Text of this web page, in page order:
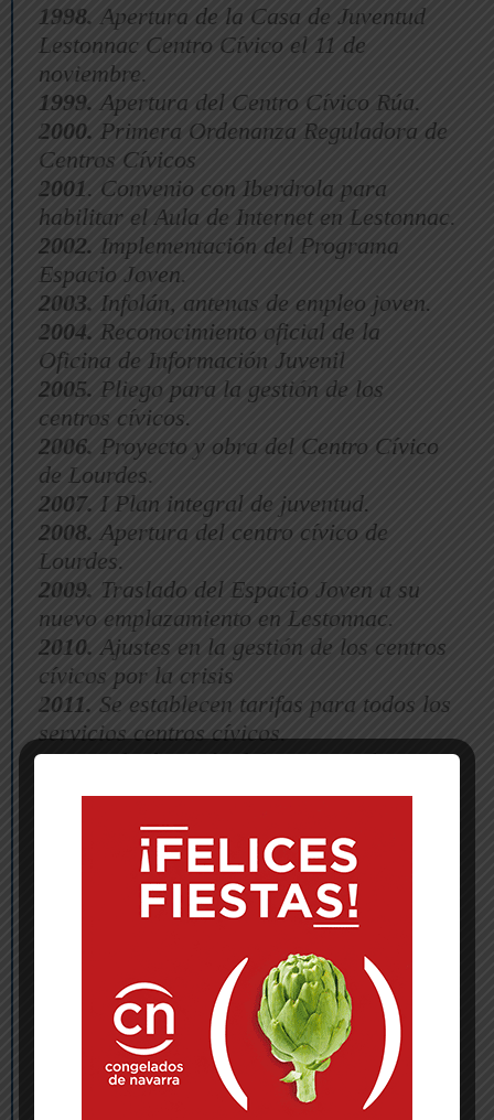
1998. Apertura de la Casa de Juventud
Lestonnac Centro Cívico el 11 de
noviembre.
1999. Apertura del Centro Cívico Rúa.
2000. Primera Ordenanza Reguladora de
Centros Cívicos
2001. Convenio con Iberdrola para
habilitar el Aula de Internet en Lestonnac.
2002. Implementación del Programa
Espacio Joven.
2003. Infolán, antenas de empleo joven.
2004. Reconocimiento oficial de la
Oficina de Información Juvenil
2005. Pliego para la gestión de los
centros cívicos.
2006. Proyecto y obra del Centro Cívico
de Lourdes.
2007. I Plan integral de juventud.
2008. Apertura del centro cívico de
Lourdes.
2009. Traslado del Espacio Joven a su
nuevo emplazamiento en Lestonnac.
2010. Ajustes en la gestión de los centros
cívicos por la crisis
2011. Se establecen tarifas para todos los
servicios centros cívicos.
2012.Adjudicación del proyecto de San
Nicolás.
Centros Cívicos los programas de
Inicio obra de afianzamiento de San
Fin de la obra de afianzamiento de
San Nicolás.
Liberación de tasas para entidades
temporales.
2017: Adjudicación de excavaciones
plurianuales en San Nicolás.